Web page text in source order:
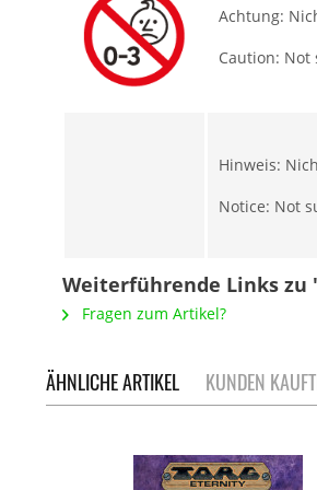
Achtung:
Caution:
Hinweis:
Notice: Not
Weiterführende Links zu
Fragen zum Artikel?
ÄHNLICHE ARTIKEL KUNDEN